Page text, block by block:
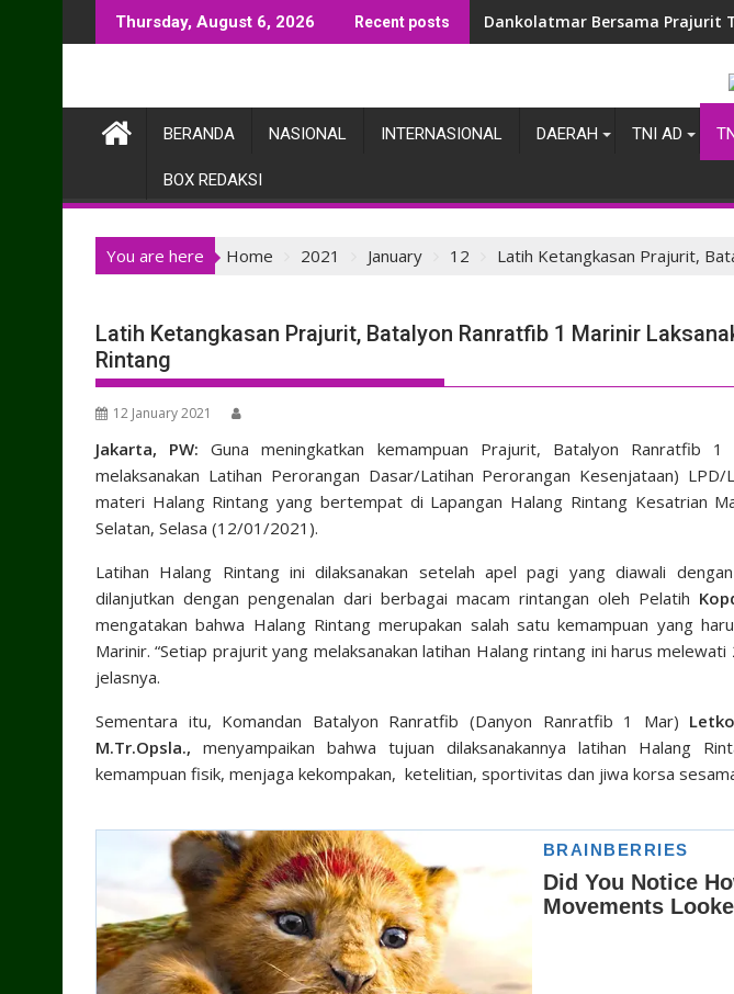
to
Thursday, August 6, 2026 Recent posts Dankolatmar Bersama Prajurit
BERANDA NASIONAL INTERNASIONAL DAERAH TNI AD
BOX REDAKSI
You are here Home 2021 January 12 Latih Ketangkasan Prajurit,
Latih Ketangkasan Prajurit, Batalyon Ranratfib 1 Marinir
Rintang
12 January 2021
Jakarta, PW: Guna meningkatkan kemampuan Prajurit, Batalyon Ranratfib
melaksanakan Latihan Perorangan Dasar/Latihan Perorangan Kesenjataan)
materi Halang Rintang yang bertempat di Lapangan Halang Rintang Kesatrian
Selatan, Selasa (12/01/2021).
Latihan Halang Rintang ini dilaksanakan setelah apel pagi yang diawali
dilanjutkan dengan pengenalan dari berbagai macam rintangan oleh Pelatih
mengatakan bahwa Halang Rintang merupakan salah satu kemampuan yang
Marinir. “Setiap prajurit yang melaksanakan latihan Halang rintang ini harus
jelasnya.
Sementara itu, Komandan Batalyon Ranratfib (Danyon Ranratfib 1 Mar)
M.Tr.Opsla., menyampaikan bahwa tujuan dilaksanakannya latihan Halang
kemampuan fisik, menjaga kekompakan, ketelitian, sportivitas dan jiwa korsa